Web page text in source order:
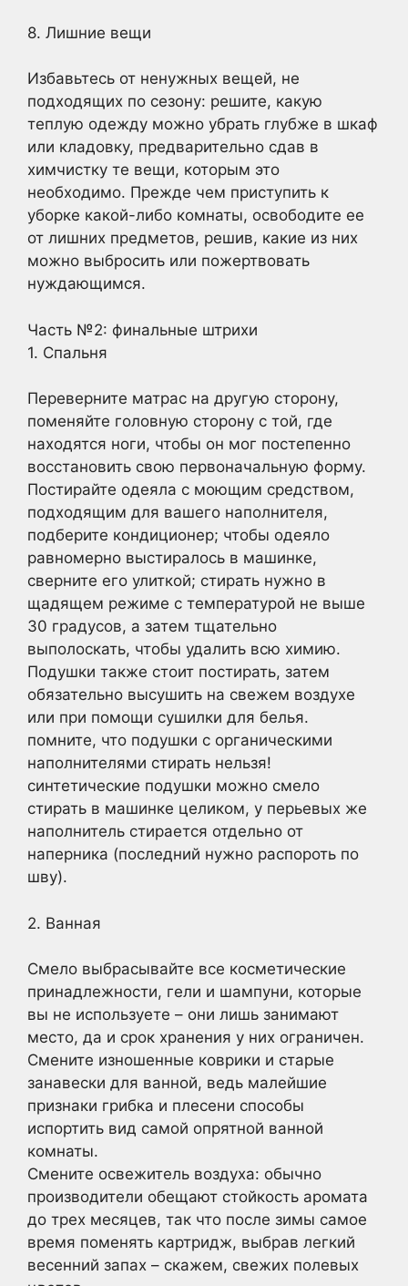
8. Лишние вещи
Избавьтесь от ненужных вещей, не
подходящих по сезону: решите, какую
теплую одежду можно убрать глубже в шкаф
или кладовку, предварительно сдав в
химчистку те вещи, которым это
необходимо. Прежде чем приступить к
уборке какой-либо комнаты, освободите ее
от лишних предметов, решив, какие из них
можно выбросить или пожертвовать
нуждающимся.
Часть №2: финальные штрихи
1. Спальня
Переверните матрас на другую сторону,
поменяйте головную сторону с той, где
находятся ноги, чтобы он мог постепенно
восстановить свою первоначальную форму.
Постирайте одеяла с моющим средством,
подходящим для вашего наполнителя,
подберите кондиционер; чтобы одеяло
равномерно выстиралось в машинке,
сверните его улиткой; стирать нужно в
щадящем режиме с температурой не выше
30 градусов, а затем тщательно
выполоскать, чтобы удалить всю химию.
Подушки также стоит постирать, затем
обязательно высушить на свежем воздухе
или при помощи сушилки для белья.
помните, что подушки с органическими
наполнителями стирать нельзя!
синтетические подушки можно смело
стирать в машинке целиком, у перьевых же
наполнитель стирается отдельно от
наперника (последний нужно распороть по
шву).
2. Ванная
Смело выбрасывайте все косметические
принадлежности, гели и шампуни, которые
вы не используете – они лишь занимают
место, да и срок хранения у них ограничен.
Смените изношенные коврики и старые
занавески для ванной, ведь малейшие
признаки грибка и плесени способы
испортить вид самой опрятной ванной
комнаты.
Смените освежитель воздуха: обычно
производители обещают стойкость аромата
до трех месяцев, так что после зимы самое
время поменять картридж, выбрав легкий
весенний запах – скажем, свежих полевых